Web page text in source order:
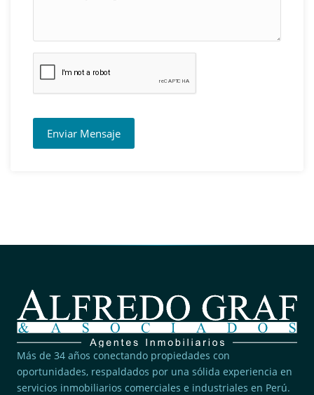
Enviar Mensaje
Más de 34 años conectando propiedades con
oportunidades, respaldados por una sólida experiencia en
servicios inmobiliarios comerciales e industriales en Perú.